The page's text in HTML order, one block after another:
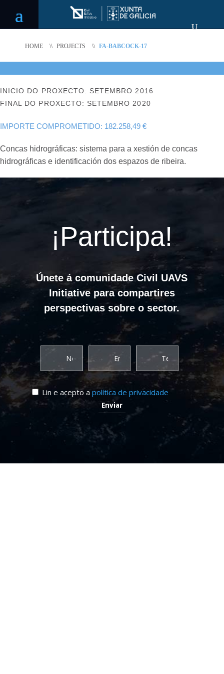
HOME \\ PROJECTS \\ FA-BABCOCK-17
INICIO DO PROXECTO: SETEMBRO 2016
FINAL DO PROXECTO: SETEMBRO 2020
IMPORTE COMPROMETIDO: 182.258,49 €
Concas hidrográficas: sistema para a xestión de concas
hidrográficas e identificación dos espazos de ribeira.
¡Participa!
Únete á comunidade Civil UAVS
Initiative para compartires
perspectivas sobre o sector.
Lin e acepto a política de privacidade